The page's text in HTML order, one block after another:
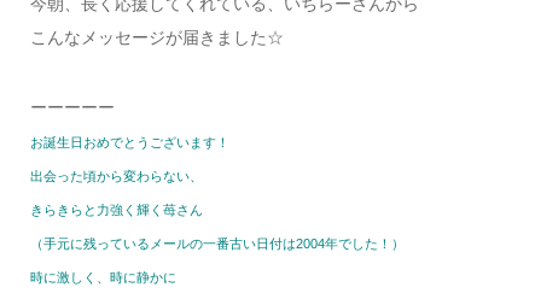
こんなメッセージが届きました☆
ーーーーー
お誕生日おめでとうございます！
出会った頃から変わらない、
きらきらと力強く輝く苺さん
（手元に残っているメールの一番古い日付は2004年でした！）
時に激しく、時に静かに